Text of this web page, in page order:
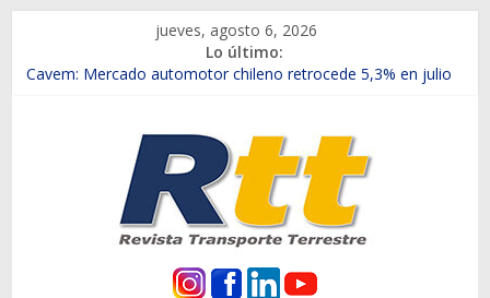
contenido
jueves, agosto 6, 2026
Lo último:
Chile es el primer mercado internacional en lanzar la nueva
Salfa suma vehículos electrificados de Chevrolet en el Biobío
Samex amplía su red con nuevas sucursales en Rancagua y
SINOTRUK Pick-ups presentó la recién estrenada Bolden en
la Expo Compras Públicas 2026